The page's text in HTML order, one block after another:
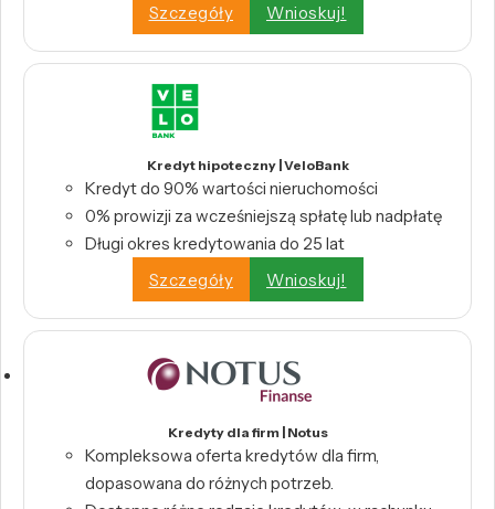
Szczegóły
Wnioskuj!
Kredyt hipoteczny | VeloBank
Kredyt do 90% wartości nieruchomości
0% prowizji za wcześniejszą spłatę lub nadpłatę
Długi okres kredytowania do 25 lat
Szczegóły
Wnioskuj!
Kredyty dla firm | Notus
Kompleksowa oferta kredytów dla firm,
dopasowana do różnych potrzeb.